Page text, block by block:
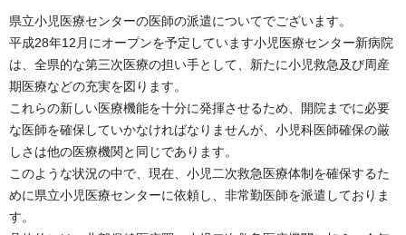
県立小児医療センターの医師の派遣についてでございます。
平成28年12月にオープンを予定しています小児医療センター新病院
は、全県的な第三次医療の担い手として、新たに小児救急及び周産
期医療などの充実を図ります。
これらの新しい医療機能を十分に発揮させるため、開院までに必要
な医師を確保していかなければなりませんが、小児科医師確保の厳
しさは他の医療機関と同じであります。
このような状況の中で、現在、小児二次救急医療体制を確保するた
めに県立小児医療センターに依頼し、非常勤医師を派遣しておりま
す。